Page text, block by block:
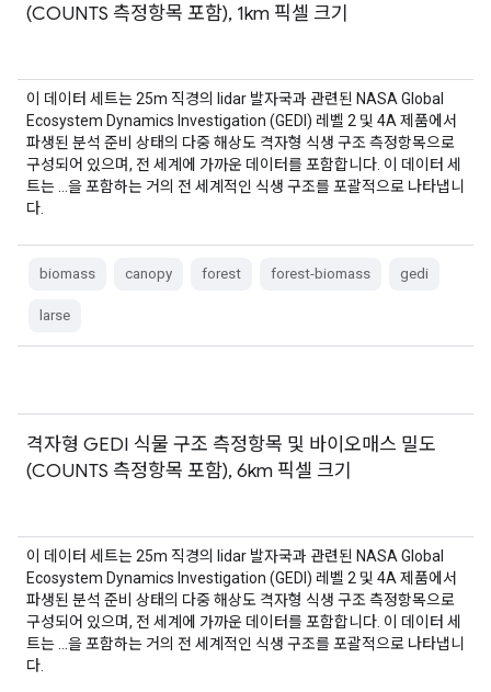
(COUNTS 측정항목 포함), 1km 픽셀 크기
이 데이터 세트는 25m 직경의 lidar 발자국과 관련된 NASA Global
Ecosystem Dynamics Investigation (GEDI) 레벨 2 및 4A 제품에서
파생된 분석 준비 상태의 다중 해상도 격자형 식생 구조 측정항목으로
구성되어 있으며, 전 세계에 가까운 데이터를 포함합니다. 이 데이터 세
트는 …을 포함하는 거의 전 세계적인 식생 구조를 포괄적으로 나타냅니
다.
biomass canopy forest forest-biomass gedi
larse
격자형 GEDI 식물 구조 측정항목 및 바이오매스 밀도
(COUNTS 측정항목 포함), 6km 픽셀 크기
이 데이터 세트는 25m 직경의 lidar 발자국과 관련된 NASA Global
Ecosystem Dynamics Investigation (GEDI) 레벨 2 및 4A 제품에서
파생된 분석 준비 상태의 다중 해상도 격자형 식생 구조 측정항목으로
구성되어 있으며, 전 세계에 가까운 데이터를 포함합니다. 이 데이터 세
트는 …을 포함하는 거의 전 세계적인 식생 구조를 포괄적으로 나타냅니
다.